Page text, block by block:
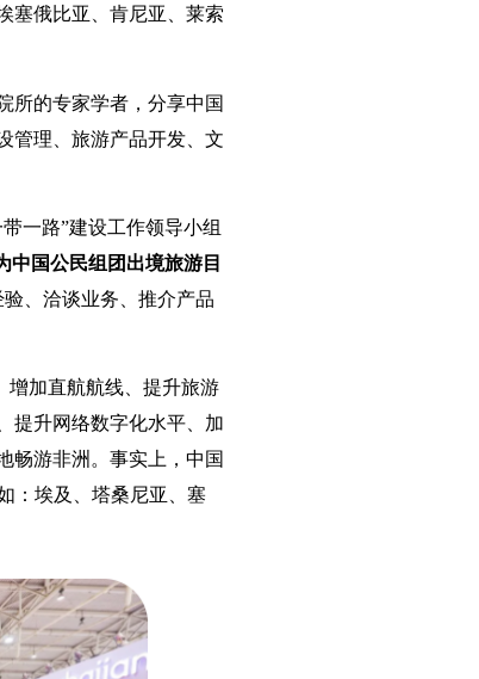
塞俄比亚、肯尼亚、莱索
所的专家学者，分享中国
管理、旅游产品开发、文
一路”建设工作领导小组
中国公民组团出境旅游目
、洽谈业务、推介产品
加直航航线、提升旅游
提升网络数字化水平、加
畅游非洲。事实上，中国
：埃及、塔桑尼亚、塞